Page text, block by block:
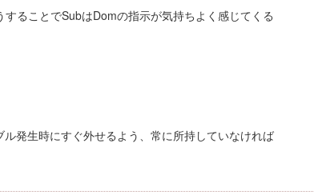
ることでSubはDomの指示が気持ちよく感じてくる
発生時にすぐ外せるよう、常に所持していなければ